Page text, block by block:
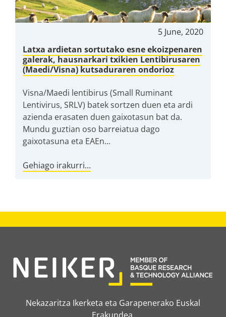
5 June, 2020
Latxa ardietan sortutako esne ekoizpenaren
galerak, hausnarkari txikien Lentibirusaren
(Maedi/Visna) kutsaduraren ondorioz
Visna/Maedi lentibirus (Small Ruminant
Lentivirus, SRLV) batek sortzen duen eta ardi
azienda erasaten duen gaixotasun bat da.
Mundu guztian oso barreiatua dago
gaixotasuna eta EAEn...
Gehiago irakurri...
Nekazaritza Ikerketa eta Garapenerako Euskal